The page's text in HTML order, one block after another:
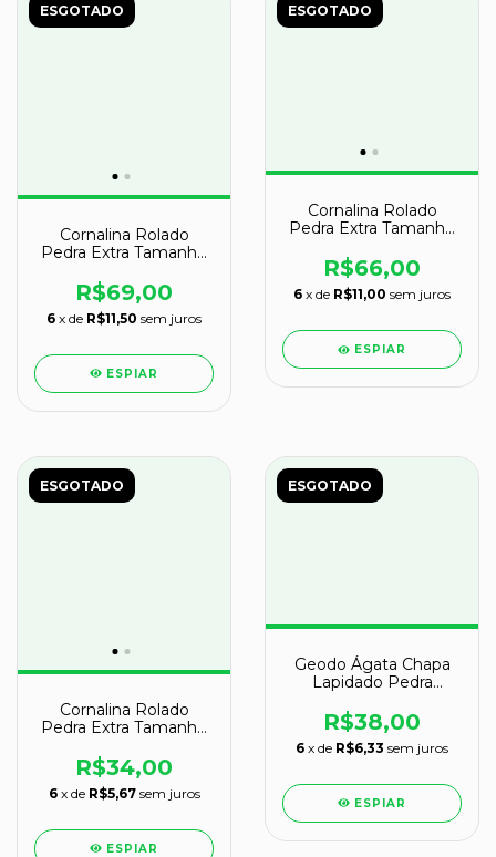
ESGOTADO
Cornalina Rolado
Pedra Extra Tamanho
134596
R$69,00
6 x de R$11,50 sem juros
ESPIAR
ESGOTADO
Cornalina Rolado
Pedra Extra Tamanho
134589
R$66,00
6 x de R$11,00 sem juros
ESPIAR
ESGOTADO
Cornalina Rolado
Pedra Extra Tamanho
134593
R$34,00
6 x de R$5,67 sem juros
ESPIAR
ESGOTADO
Geodo Ágata Chapa
Lapidado Pedra
R$38,00
6 x de R$6,33 sem juros
ESPIAR